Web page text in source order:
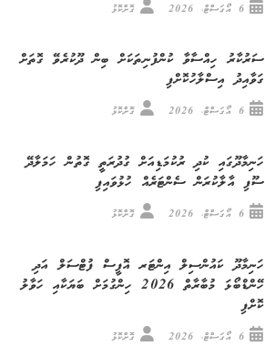
6 އޯގަސްޓް، 2026 ގޮށްކޮޅު
ސަރުކާރު ހިއްސާވާ ކުންފުނިތަކަށް ބިން ދޫކުރެވޭ ގޮތަށް
ގަވާއިދު އިސްލާހުކޮށްފި
6 އޯގަސްޓް، 2026 ގޮށްކޮޅު
ހަނިމާދޫގައި ކުދި ރުކުމަޑިއަށް ގުދުރަތީ ގޮތުން ހަމަލާދޭ
ސޫފި އާލާކުރަން ސެންޓަރެއް ހުޅުވައިފި
6 އޯގަސްޓް، 2026 ގޮށްކޮޅު
ހަނިމާދޫ ކައުންސިލް އިންޓަރ އޮފީސް ފުޓްސަލް އަދި
ހޭންޑްބޯޅަ މުބާރާތް 2026 ހިންގުމަށް ބަޔަކާއި ހަވާލު
ކޮށްފި
6 އޯގަސްޓް، 2026 ގޮށްކޮޅު